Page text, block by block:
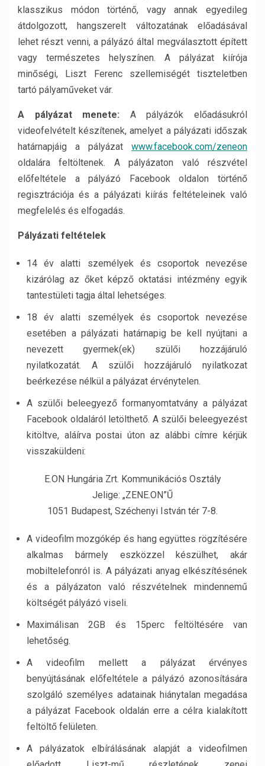
klasszikus módon történő, vagy annak egyedileg
átdolgozott, hangszerelt változatának előadásával
lehet részt venni, a pályázó által megválasztott épített
vagy természetes helyszínen. A pályázat kiírója
minőségi, Liszt Ferenc szellemiségét tiszteletben
tartó pályaműveket vár.
A pályázat menete: A pályázók előadásukról
videofelvételt készítenek, amelyet a pályázati időszak
határnapjáig a pályázat www.facebook.com/zeneon
oldalára feltöltenek. A pályázaton való részvétel
előfeltétele a pályázó Facebook oldalon történő
regisztrációja és a pályázati kiírás feltételeinek való
megfelelés és elfogadás.
Pályázati feltételek
14 év alatti személyek és csoportok nevezése
kizárólag az őket képző oktatási intézmény egyik
tantestületi tagja által lehetséges.
18 év alatti személyek és csoportok nevezése
esetében a pályázati határnapig be kell nyújtani a
nevezett gyermek(ek) szülői hozzájáruló
nyilatkozatát. A szülői hozzájáruló nyilatkozat
beérkezése nélkül a pályázat érvénytelen.
A szülői beleegyező formanyomtatvány a pályázat
Facebook oldaláról letölthető. A szülői beleegyezést
kitöltve, aláírva postai úton az alábbi címre kérjük
visszaküldeni:
E.ON Hungária Zrt. Kommunikációs Osztály
Jelige: „ZENE.ON”Ű
1051 Budapest, Széchenyi István tér 7-8.
A videofilm mozgókép és hang együttes rögzítésére
alkalmas bármely eszközzel készülhet, akár
mobiltelefonról is. A pályázati anyag elkészítésének
és a pályázaton való részvételnek mindennemű
költségét pályázó viseli.
Maximálisan 2GB és 15perc feltöltésére van
lehetőség.
A videofilm mellett a pályázat érvényes
benyújtásának előfeltétele a pályázó azonosítására
szolgáló személyes adatainak hiánytalan megadása
a pályázat Facebook oldalán erre a célra kialakított
feltöltő felületen.
A pályázatok elbírálásának alapját a videofilmen